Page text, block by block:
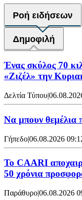
Ροή ειδήσεων
Δημοφιλή
Ένας σκύλος 70
«Ζιζέλ» την
Δελτία Τύπου|
Να μπουν θεμέλια
Γήπεδο|06.08.2026
Το CAARI
50 χρόνια
Παράθυρο|06.08.2026